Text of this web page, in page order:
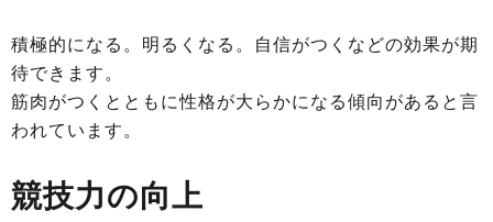
積極的になる。明るくなる。自信がつくなどの効果が期
待できます。
筋肉がつくとともに性格が大らかになる傾向があると言
われています。
競技力の向上